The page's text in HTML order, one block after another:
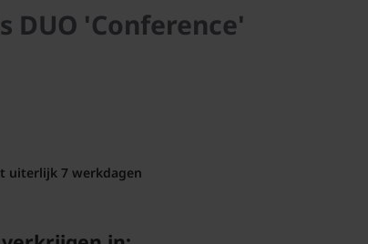
DUO 'Conference'
uiterlijk 7 werkdagen